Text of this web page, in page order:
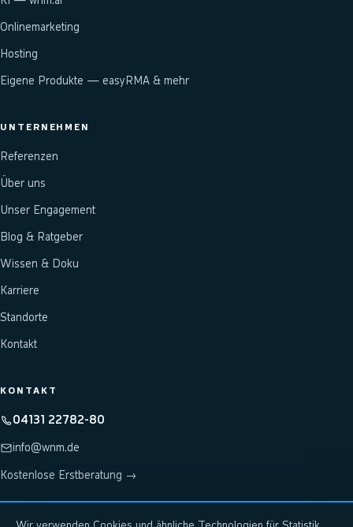
Onlinemarketing
Hosting
Eigene Produkte — easyRMA & mehr
UNTERNEHMEN
Referenzen
Über uns
Unser Engagement
Blog & Ratgeber
Wissen & Doku
Karriere
Standorte
Kontakt
KONTAKT
04131 22782-80
info@wnm.de
Kostenlose Erstberatung →